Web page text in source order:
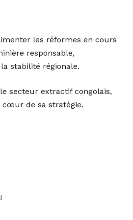
les réformes en cours
responsable,
stabilité régionale.
secteur extractif congolais,
cœur de sa stratégie.